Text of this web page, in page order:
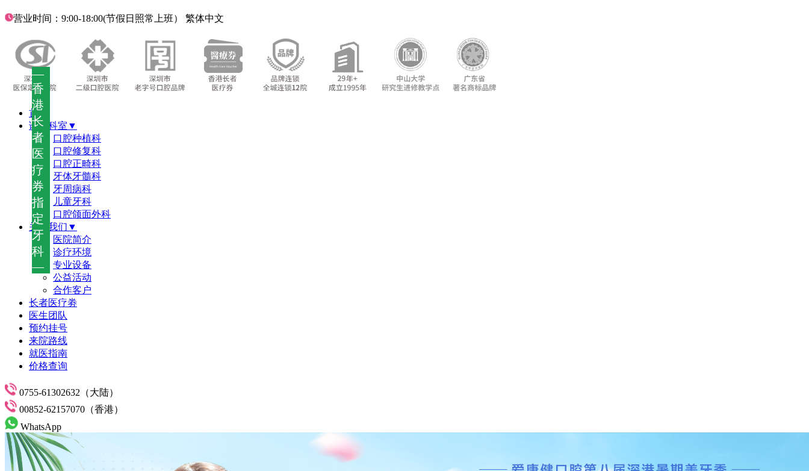
—
香
港
长
者
医
疗
券
指
定
牙
科
—
营业时间：9:00-18:00(节假日照常上班） 繁体中文
首页
诊疗科室▼
口腔种植科
口腔修复科
口腔正畸科
牙体牙髓科
牙周病科
儿童牙科
口腔颌面外科
关于我们▼
医院简介
诊疗环境
专业设备
公益活动
合作客户
长者医疗劵
医生团队
预约挂号
来院路线
就医指南
价格查询
0755-61302632（大陆）
00852-62157070（香港）
WhatsApp